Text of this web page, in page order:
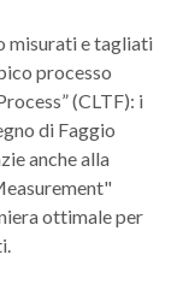
misurati e tagliati
processo
(CLTF): i
di Faggio
anche alla
ottimale per